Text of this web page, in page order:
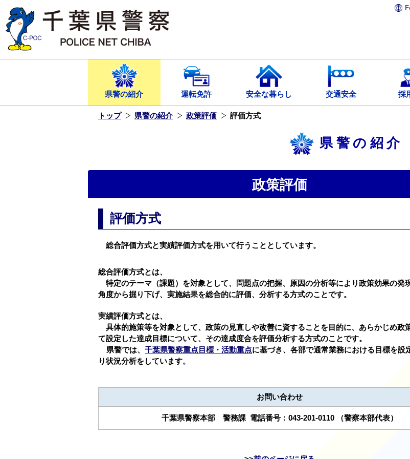
ス
キ
ま
県警の紹介 運転免許 安全な暮らし 交通安全 採
トップ 県警の紹介 政策評価 評価方式
県警の紹介
政策評価
評価方式
総合評価方式と実績評価方式を用いて行うこととしています。
総合評価方式とは、
特定のテーマ（課題）を対象として、問題点の把握、原因の分析等により政策効果の発
角度から掘り下げ、実施結果を総合的に評価、分析する方式のことです。
実績評価方式とは、
具体的施策等を対象として、政策の見直しや改善に資することを目的に、あらかじめ政
て設定した達成目標について、その達成度合を評価分析する方式のことです。
県警では、 千葉県警察重点目標・活動重点に基づき、各部で通常業務における目標を設
り状況分析をしています。
お問い合わせ
千葉県警察本部 警務課 電話番号： 043-201-0110 （警察本部代表）